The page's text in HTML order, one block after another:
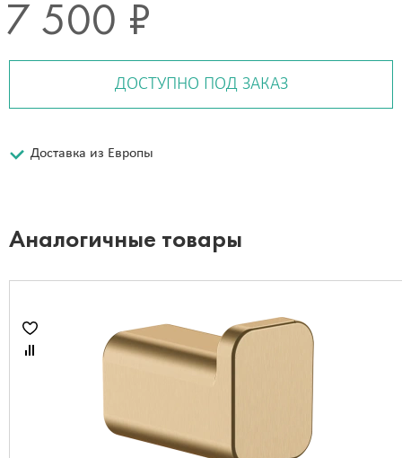
7 500 ₽
ДОСТУПНО ПОД ЗАКАЗ
Доставка из Европы
Аналогичные товары